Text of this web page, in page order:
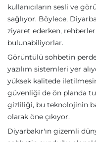
kullanıcıların sesli ve
sağlıyor. Böylece,
ziyaret ederken,
bulunabiliyorlar.
Görüntülü sohbetin
yazılım sistemleri yer
yüksek kalitede
güvenliği de ön planda
gizliliği, bu teknolojinin
olarak öne çıkıyor.
Diyarbakır'ın gizemli